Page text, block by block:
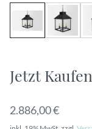
Jetzt Kaufen
2.886,00 €